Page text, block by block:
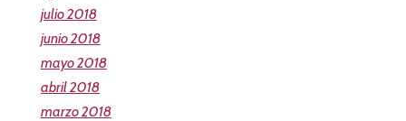
julio 2018
junio 2018
mayo 2018
abril 2018
marzo 2018